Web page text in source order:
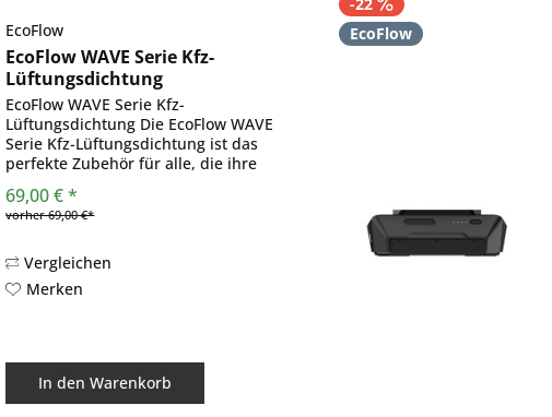
EcoFlow
EcoFlow WAVE Serie Kfz-
Lüftungsdichtung
EcoFlow WAVE Serie Kfz-
Lüftungsdichtung Die EcoFlow WAVE
Serie Kfz-Lüftungsdichtung ist das
perfekte Zubehör für alle, die ihre
und flexibel im Fahrzeug einsetzen
möchten. Egal ob im PKW, Van,
69,00 € *
vorher 69,00 €*
Vergleichen
Merken
In den Warenkorb
-22
EcoFlow